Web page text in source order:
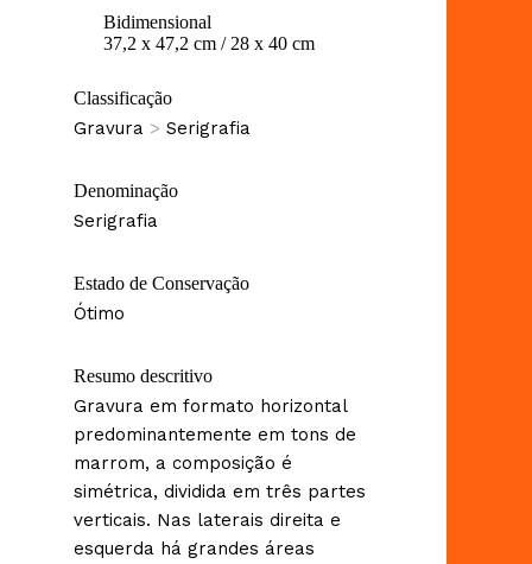
Bidimensional
37,2 x 47,2 cm / 28 x 40 cm
Classificação
Gravura > Serigrafia
Denominação
Serigrafia
Estado de Conservação
Ótimo
Resumo descritivo
Gravura em formato horizontal
predominantemente em tons de
marrom, a composição é
simétrica, dividida em três partes
verticais. Nas laterais direita e
esquerda há grandes áreas